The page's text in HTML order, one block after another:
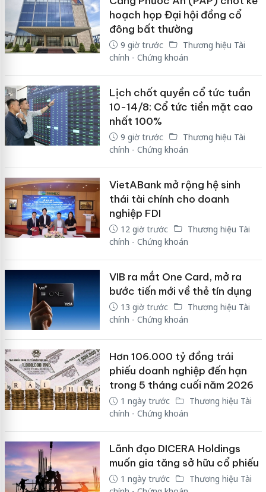
hoạch họp Đại hội đồng cổ
đông bất thường
9 giờ trước
Thương hiệu Tài
chính - Chứng khoán
Lịch chốt quyền cổ tức tuần
10-14/8: Cổ tức tiền mặt cao
nhất 100%
9 giờ trước
Thương hiệu Tài
chính - Chứng khoán
VietABank mở rộng hệ sinh
thái tài chính cho doanh
nghiệp FDI
12 giờ trước
Thương hiệu Tài
chính - Chứng khoán
VIB ra mắt One Card, mở ra
bước tiến mới về thẻ tín dụng
13 giờ trước
Thương hiệu Tài
chính - Chứng khoán
Hơn 106.000 tỷ đồng trái
phiếu doanh nghiệp đến hạn
trong 5 tháng cuối năm 2026
1 ngày trước
Thương hiệu Tài
chính - Chứng khoán
Lãnh đạo DICERA Holdings
muốn gia tăng sở hữu cổ phiếu
1 ngày trước
Thương hiệu Tài